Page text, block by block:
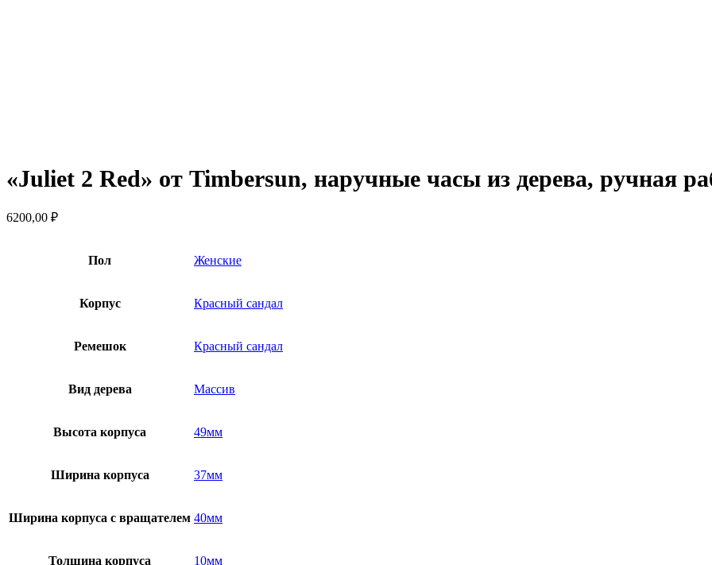
«Juliet 2 Red» от Timbersun, наручные часы из дерева, ручная
6200,00 ₽
Пол Женские
Корпус Красный сандал
Ремешок Красный сандал
Вид дерева Массив
Высота корпуса 49мм
Ширина корпуса 37мм
Ширина корпуса с вращателем 40мм
Толщина корпуса 10мм